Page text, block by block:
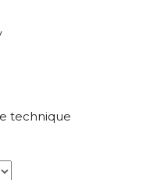
technique